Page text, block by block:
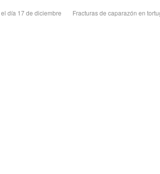
día 17 de diciembre
Fracturas de caparazón en